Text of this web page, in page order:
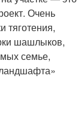
Очень
тяготения,
шашлыков,
семье,